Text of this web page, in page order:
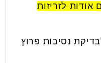
אודות לזריזות
נסיבות פרוץ